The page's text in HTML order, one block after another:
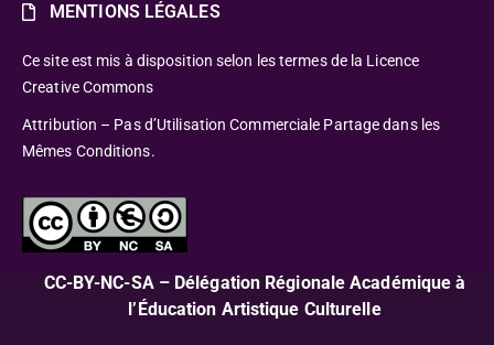
MENTIONS LÉGALES
Ce site est mis à disposition selon les termes de la Licence
Creative Commons
Attribution – Pas d’Utilisation Commerciale Partage dans les
Mêmes Conditions.
CC-BY-NC-SA – Délégation Régionale Académique à
l’Éducation Artistique Culturelle